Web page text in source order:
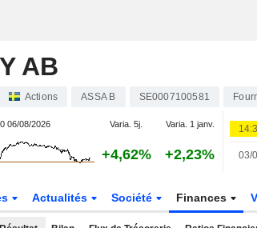
AB
Actions ASSA B SE0007100581
06/08/2026 Varia. 5j. Varia. 1 janv.
+4,62% +2,23% 03/
Actualités Société Finances